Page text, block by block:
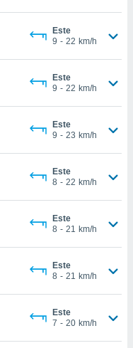
Este
9 - 22 km/h
Este
9 - 22 km/h
Este
9 - 23 km/h
Este
8 - 22 km/h
Este
8 - 21 km/h
Este
8 - 21 km/h
Este
7 - 20 km/h